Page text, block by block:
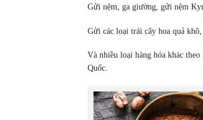
Gửi nệm, ga giường, gửi nệm
Gửi các loại trái cây hoa quả
Và nhiều loại hàng hóa khác
Quốc.